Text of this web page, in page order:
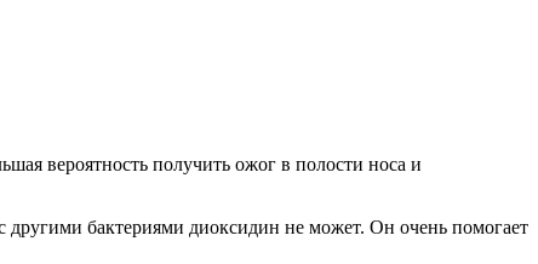
вероятность получить ожог в полости носа и
другими бактериями диоксидин не может. Он очень помогает